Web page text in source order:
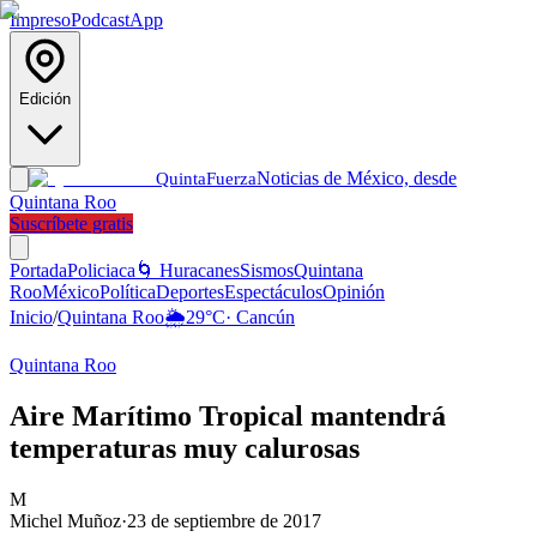
ImpresoPodcastApp
Edición
QuintaFuerzaNoticias de México, desde
Quintana Roo
Suscríbete gratis
PortadaPoliciaca 🌀 HuracanesSismosQuintana
RooMéxicoPolíticaDeportesEspectáculosOpinión
Inicio/Quintana Roo🌦️29°C· Cancún
Quintana Roo
Aire Marítimo Tropical mantendrá
temperaturas muy calurosas
M
Michel Muñoz·23 de septiembre de 2017